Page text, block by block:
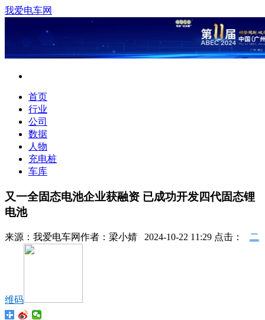
我爱电车网
首页
行业
公司
数据
人物
充电桩
车库
又一全固态电池企业获融资 已成功开发四代固态锂
电池
来源： 我爱电车网作者： 梁小婧 2024-10-22 11:29 点击： 二
维码